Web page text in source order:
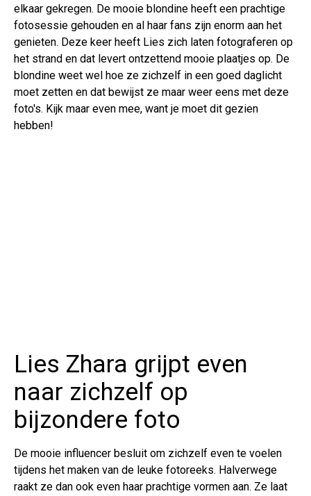
elkaar gekregen. De mooie blondine heeft een prachtige
fotosessie gehouden en al haar fans zijn enorm aan het
genieten. Deze keer heeft Lies zich laten fotograferen op
het strand en dat levert ontzettend mooie plaatjes op. De
blondine weet wel hoe ze zichzelf in een goed daglicht
moet zetten en dat bewijst ze maar weer eens met deze
foto's. Kijk maar even mee, want je moet dit gezien
hebben!
Lies Zhara grijpt even
naar zichzelf op
bijzondere foto
De mooie influencer besluit om zichzelf even te voelen
tijdens het maken van de leuke fotoreeks. Halverwege
raakt ze dan ook even haar prachtige vormen aan. Ze laat